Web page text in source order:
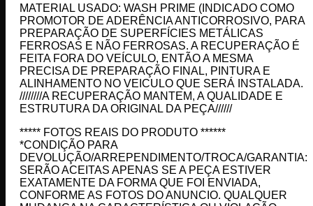
MATERIAL USADO: WASH PRIME (INDICADO COMO
PROMOTOR DE ADERÊNCIA ANTICORROSIVO, PARA
PREPARAÇÃO DE SUPERFÍCIES METÁLICAS
FERROSAS E NÃO FERROSAS. A RECUPERAÇÃO É
FEITA FORA DO VEÍCULO, ENTÃO A MESMA
PRECISA DE PREPARAÇÃO FINAL, PINTURA E
ALINHAMENTO NO VEICULO QUE SERÁ INSTALADA.
////////A RECUPERAÇÃO MANTEM, A QUALIDADE E
ESTRUTURA DA ORIGINAL DA PEÇA//////
***** FOTOS REAIS DO PRODUTO ******
*CONDIÇÃO PARA
DEVOLUÇÃO/ARREPENDIMENTO/TROCA/GARANTIA:
SERÃO ACEITAS APENAS SE A PEÇA ESTIVER
EXATAMENTE DA FORMA QUE FOI ENVIADA,
CONFORME AS FOTOS DO ANUNCIO. QUALQUER